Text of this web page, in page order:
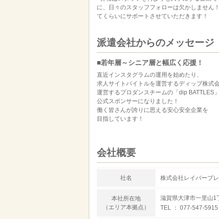
に、日々のスタッフフォローは欠かしません
てくらいにサポートさせていただきます！
派遣会社からのメッセージ
■若年層～シニア層と幅広く応援！
直近インスタグラムの運用を始めたり、
求人サイトバイトルを運営するディップ株式
運営するプロダンスチームの「dip BATTLES
公式スポンサーになりました！
働く皆さんが誇りに思える安心安全企業を
目指しています！
会社概要
社名 株式会社レイバーブ
本社所在地
（エリア本拠点）
滋賀県大津市一里山
TEL ： 077-547-5915